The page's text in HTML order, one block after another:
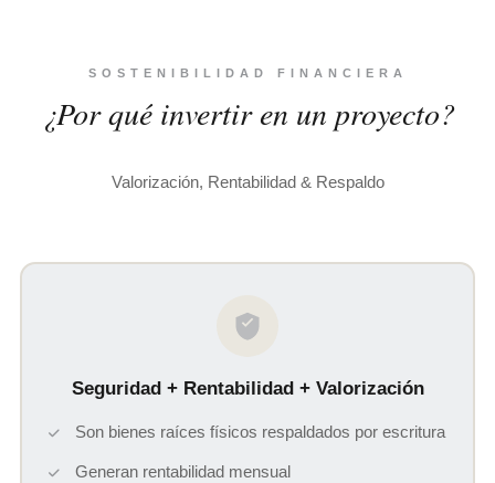
SOSTENIBILIDAD FINANCIERA
¿Por qué invertir en un proyecto?
Valorización, Rentabilidad & Respaldo
Seguridad + Rentabilidad + Valorización
Son bienes raíces físicos respaldados por escritura
Generan rentabilidad mensual